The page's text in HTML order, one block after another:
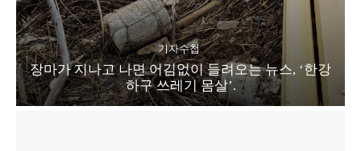
기자수첩
장마가 지나고 나면 어김없이 들려오는 뉴스, ‘한강
하구 쓰레기 몸살’.